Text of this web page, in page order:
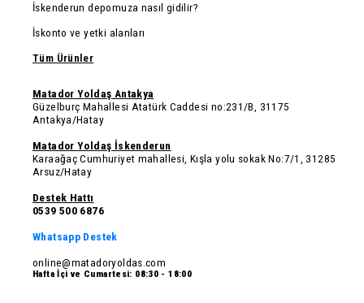
İskenderun depomuza nasıl gidilir?
İskonto ve yetki alanları
Tüm Ürünler
Matador Yoldaş Antakya
Güzelburç Mahallesi Atatürk Caddesi no:231/B, 31175
Antakya/Hatay
Matador Yoldaş İskenderun
Karaağaç Cumhuriyet mahallesi, Kışla yolu sokak No:7/1, 31285
Arsuz/Hatay
Destek Hattı
0539 500 6876
Whatsapp Destek
online@matadoryoldas.com
Hafta İçi ve Cumartesi: 08:30 - 18:00